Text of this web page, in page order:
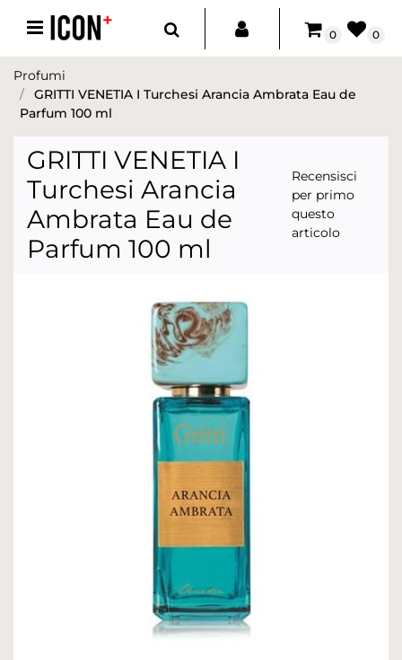
Open menu
0 0
Profumi
GRITTI VENETIA I Turchesi Arancia Ambrata Eau de
Parfum 100 ml
GRITTI VENETIA I
Turchesi Arancia
Ambrata Eau de
Parfum 100 ml
Recensisci
per primo
questo
articolo